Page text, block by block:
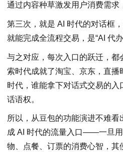
通过内容种草激发用户消费需求
第三次，就是 AI 时代的对话框
就能完成全流程交易，是“AI 代办
与之对应，每次入口的跃迁，都
索时代成就了淘宝、京东，直播
时代，谁能拿下对话式交易的
话语权。
所以，从豆包的功能演进不难
成 AI 时代的流量入口——一旦
物、点餐、订票的消费心智，其